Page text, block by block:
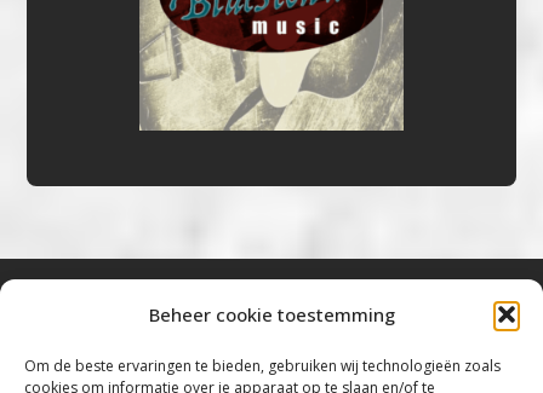
Beheer cookie toestemming
Om de beste ervaringen te bieden, gebruiken wij technologieën zoals
cookies om informatie over je apparaat op te slaan en/of te